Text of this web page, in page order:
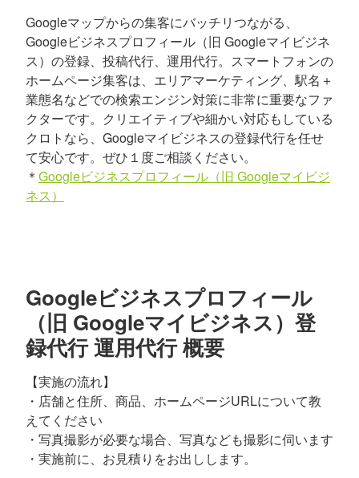
Googleマップからの集客にバッチリつながる、
Googleビジネスプロフィール（旧 Googleマイビジネ
ス）の登録、投稿代行、運用代行。スマートフォンの
ホームページ集客は、エリアマーケティング、駅名＋
業態名などでの検索エンジン対策に非常に重要なファ
クターです。クリエイティブや細かい対応もしている
クロトなら、Googleマイビジネスの登録代行を任せ
て安心です。ぜひ１度ご相談ください。
＊ Googleビジネスプロフィール（旧 Googleマイビジ
ネス）
Googleビジネスプロフィール
（旧 Googleマイビジネス）登
録代行 運用代行 概要
【実施の流れ】
・店舗と住所、商品、ホームページURLについて教
えてください
・写真撮影が必要な場合、写真なども撮影に伺います
・実施前に、お見積りをお出しします。